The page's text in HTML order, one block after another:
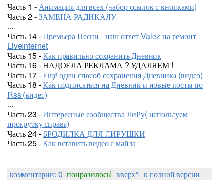
Часть 1 -Анимация для всех (набор ссылок с кнопками)
Часть 2 -ЗАМЕНА РАДИКАЛУ
...
Часть 14 -Премьера Песни - наш ответ Valez на ремонт
LiveInternet
Часть 15 -Как правильно сохранить Дневник
Часть 16 - НАДОЕЛА РЕКЛАМА ? УДАЛЯЕМ !
Часть 17 -Ещё один способ сохранения Дневника (видео)
Часть 18 -Как подписаться на Дневник и новые посты по
Rss (видео)
...
Часть 23 -Интересные сообщества ЛиРу( используем
прокрутку справа)
Часть 24 -БРОДИЛКА ДЛЯ ЛИРУШКИ
Часть 25 -Как вставить видео с майла
комментарии: 0 понравилось! вверх^ к полной версии